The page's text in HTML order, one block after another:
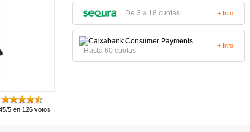
5 en 126 votos
De 3 a 18 cuotas + Info
Hasta 60 cuotas
+ Info